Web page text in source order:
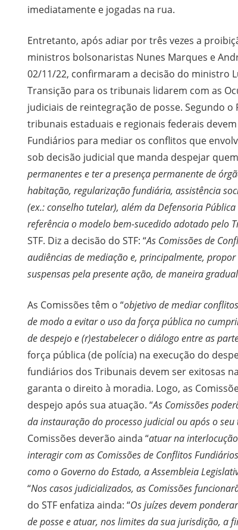
imediatamente e jogadas na rua.
Entretanto, após adiar por três vezes a
ministros bolsonaristas Nunes Marques e
02/11/22, confirmaram a decisão do ministro
Transição para os tribunais lidarem com as
judiciais de reintegração de posse. Segundo
tribunais estaduais e regionais federais
Fundiários para mediar os conflitos que
sob decisão judicial que manda despejar
permanentes e ter a presença permanente de
habitação, regularização fundiária, assistência
(ex.: conselho tutelar), além da Defensoria
referência o modelo bem-sucedido adotado pelo
STF. Diz a decisão do STF: “As Comissões de
audiências de mediação e, principalmente,
suspensas pela presente ação, de maneira
As Comissões têm o “objetivo de mediar
de modo a evitar o uso da força pública no
de despejo e (r)estabelecer o diálogo entre as
força pública (de polícia) na execução do
fundiários dos Tribunais devem ser exitosas
garanta o direito à moradia. Logo, as
despejo após sua atuação. “As Comissões
da instauração do processo judicial ou após o
Comissões deverão ainda “atuar na
interagir com as Comissões de Conflitos
como o Governo do Estado, a Assembleia
“Nos casos judicializados, as Comissões
do STF enfatiza ainda: “Os juízes devem
de posse e atuar, nos limites da sua jurisdição, a